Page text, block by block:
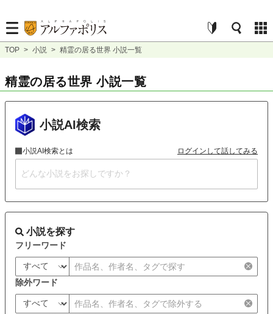
TOP > 小説 > 精霊の居る世界 小説一覧
精霊の居る世界 小説一覧
小説AI検索
小説AI検索とは ログインして話してみる
小説を探す
フリーワード
除外ワード